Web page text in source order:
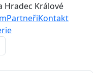
Hradec Králové
PartneřiKontakt